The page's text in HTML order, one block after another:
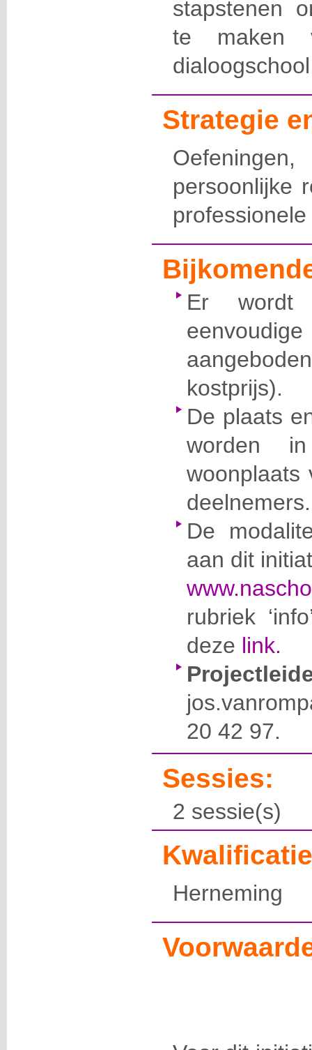
stapstenen
te maken
Strategie
persoonlijke
Er wordt
kostprijs).
De plaats
worden
woonplaats
deelnemers.
De
aan dit
rubriek
deze link.
20 42 97.
Sessies:
2 sessie(s)
Herneming